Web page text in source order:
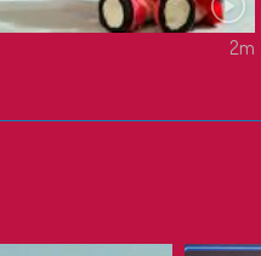
2m